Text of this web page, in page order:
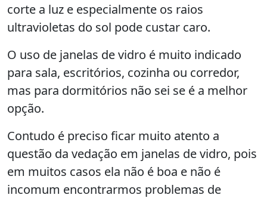
corte a luz e especialmente os raios
ultravioletas do sol pode custar caro.
O uso de janelas de vidro é muito indicado
para sala, escritórios, cozinha ou corredor,
mas para dormitórios não sei se é a melhor
opção.
Contudo é preciso ficar muito atento a
questão da vedação em janelas de vidro, pois
em muitos casos ela não é boa e não é
incomum encontrarmos problemas de